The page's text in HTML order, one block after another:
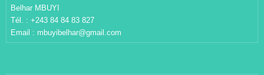
Belhar MBUYI
Tél. : +243 84 84 83 827
Email : mbuyibelhar@gmail.com